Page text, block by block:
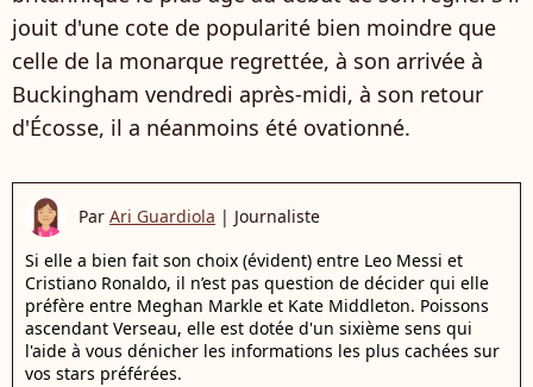
jouit d'une cote de popularité bien moindre que
celle de la monarque regrettée, à son arrivée à
Buckingham vendredi après-midi, à son retour
d'Écosse, il a néanmoins été ovationné.
Par Ari Guardiola | Journaliste
Si elle a bien fait son choix (évident) entre Leo Messi et
Cristiano Ronaldo, il n’est pas question de décider qui elle
préfère entre Meghan Markle et Kate Middleton. Poissons
ascendant Verseau, elle est dotée d'un sixième sens qui
l'aide à vous dénicher les informations les plus cachées sur
vos stars préférées.